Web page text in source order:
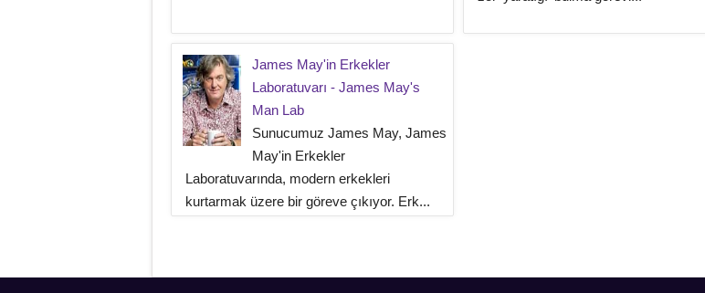
James May'in Erkekler
Laboratuvarı - James May's
Man Lab
Sunucumuz James May, James
May'in Erkekler
Laboratuvarında, modern erkekleri
kurtarmak üzere bir göreve çıkıyor. Erk...